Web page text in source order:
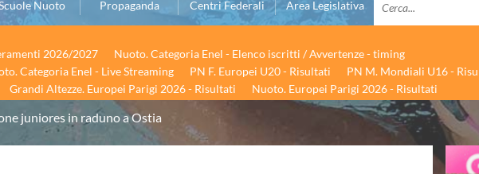
Nuoto Propaganda Centri Federali Area Legislativa
2026/2027
Nuoto. Categoria Enel - Elenco iscritti / Avvertenze - timing
Categoria Enel - Live Streaming PN F. Europei U20 - Risultati
PN M. Mondiali U16 -
Grandi Altezze. Europei Parigi 2026 - Risultati Nuoto. Europei Parigi 2026 - Risultati
juniores in raduno a Ostia